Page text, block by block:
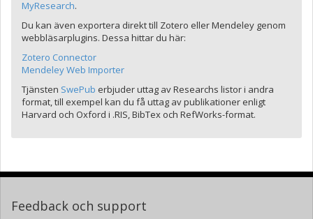
MyResearch.
Du kan även exportera direkt till Zotero eller Mendeley genom
webbläsarplugins. Dessa hittar du här:
Zotero Connector
Mendeley Web Importer
Tjänsten SwePub erbjuder uttag av Researchs listor i andra
format, till exempel kan du få uttag av publikationer enligt
Harvard och Oxford i .RIS, BibTex och RefWorks-format.
Feedback och support